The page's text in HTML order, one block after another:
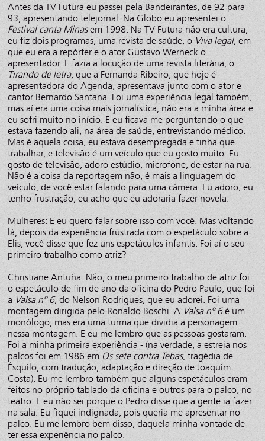
Antes da TV Futura eu passei pela Bandeirantes, de 92 para
93, apresentando telejornal. Na Globo eu apresentei o
Festival canta Minasem 1998. Na TV Futura não era cultura,
eu fiz dois programas, uma revista de saúde, o Viva legal, em
que eu era a repórter e o ator Gustavo Werneck o
apresentador. E fazia a locução de uma revista literária, o
Tirando de letra, que a Fernanda Ribeiro, que hoje é
apresentadora do Agenda, apresentava junto com o ator e
cantor Bernardo Santana. Foi uma experiência legal também,
mas aí era uma coisa mais jornalística, não era a minha área e
eu sofri muito no início. E eu ficava me perguntando o que
estava fazendo ali, na área de saúde, entrevistando médico.
Mas é aquela coisa, eu estava desempregada e tinha que
trabalhar, e televisão é um veículo que eu gosto muito. Eu
gosto de televisão, adoro estúdio, microfone, de estar na rua.
Não é a coisa da reportagem não, é mais a linguagem do
veículo, de você estar falando para uma câmera. Eu adoro, eu
tenho frustração, eu acho que eu adoraria fazer novela.
Mulheres: E eu quero falar sobre isso com você. Mas voltando
lá, depois da experiência frustrada com o espetáculo sobre a
Elis, você disse que fez uns espetáculos infantis. Foi aí o seu
primeiro trabalho como atriz?
Christiane Antuña: Não, o meu primeiro trabalho de atriz foi
o espetáculo de fim de ano da oficina do Pedro Paulo, que foi
a Valsa nº 6, do Nelson Rodrigues, que eu adorei. Foi uma
montagem dirigida pelo Ronaldo Boschi. AValsa nº 6é um
monólogo, mas era uma turma que dividia a personagem
nessa montagem. E eu me lembro que as pessoas gostaram.
Foi a minha primeira experiência - (na verdade, a estreia nos
palcos foi em 1986 em Os sete contra Tebas, tragédia de
Ésquilo, com tradução, adaptação e direção de Joaquim
Costa). Eu me lembro também que alguns espetáculos eram
feitos no próprio tablado da oficina e outros para o palco, no
teatro. E eu não sei porque o Pedro disse que a gente ia fazer
na sala. Eu fiquei indignada, pois queria me apresentar no
palco. Eu me lembro bem disso, daquela minha vontade de
ter essa experiência no palco.